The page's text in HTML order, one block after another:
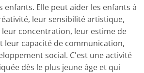
enfants. Elle peut aider les enfants à
leur sensibilité artistique,
concentration, leur estime de
leur capacité de communication,
social. C'est une activité
dès le plus jeune âge et qui